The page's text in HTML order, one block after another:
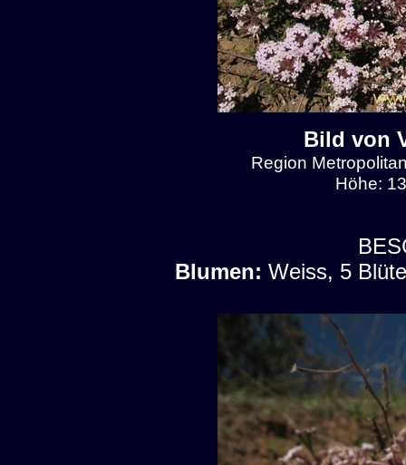
Bild von
Region
Höhe:
Blumen: Weiss, 5